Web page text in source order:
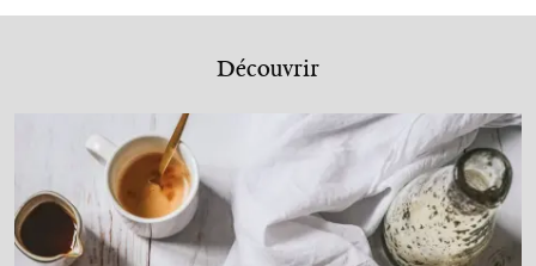
Découvrir